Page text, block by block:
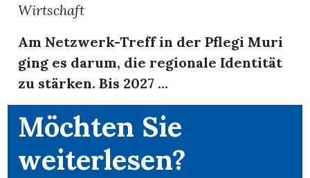
Wirtschaft
Am Netzwerk-Treff in der Pflegi Muri
ging es darum, die regionale Identität
zu stärken. Bis 2027 ...
Möchten Sie
weiterlesen?